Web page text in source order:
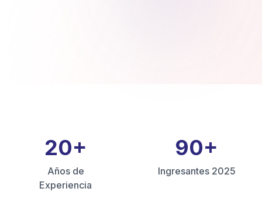
20+
Años de
Experiencia
90+
Ingresantes 2025